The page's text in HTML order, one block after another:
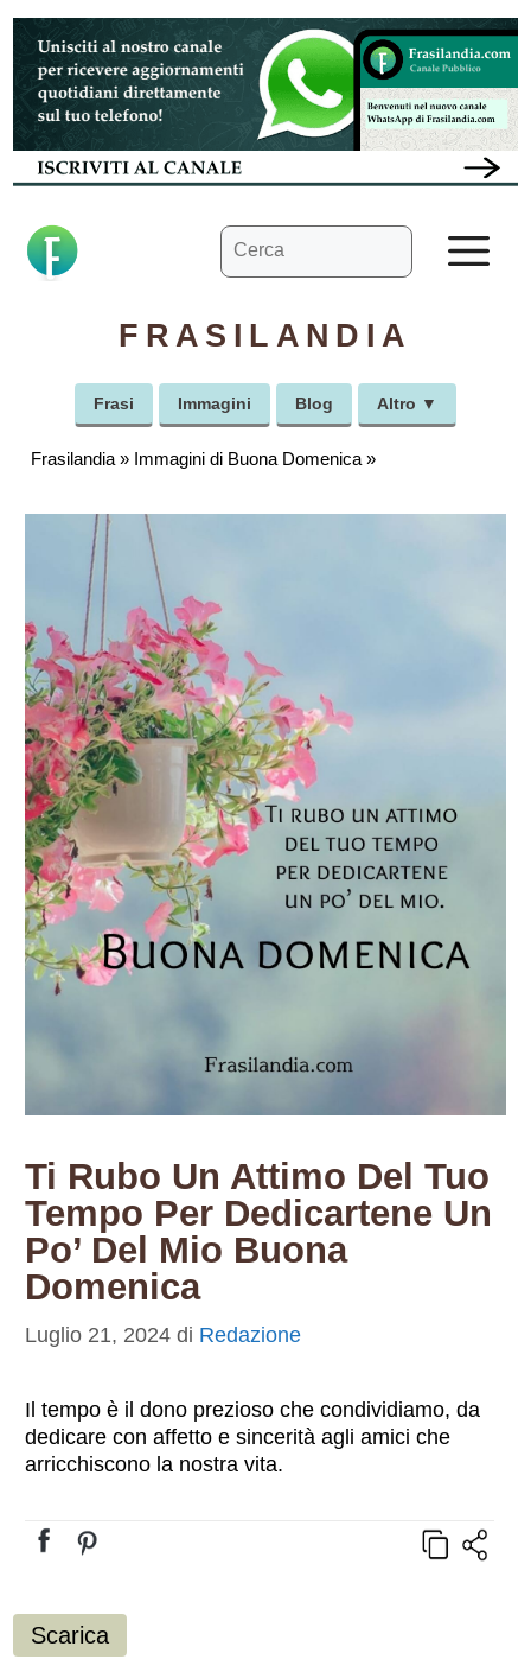
Vai
contenuto
Ricerca
per:
FRASILANDIA
Frasi Immagini Blog Altro ▼
Frasilandia » Immagini di Buona Domenica »
Ti Rubo Un Attimo Del Tuo
Tempo Per Dedicartene Un
Po’ Del Mio Buona
Domenica
Luglio 21, 2024 di Redazione
Il tempo è il dono prezioso che condividiamo, da
dedicare con affetto e sincerità agli amici che
arricchiscono la nostra vita.
Scarica